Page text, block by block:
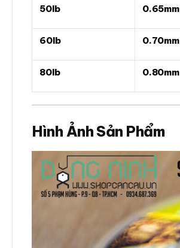
50lb 0.65mm
60lb 0.70mm
80lb 0.80mm
Hình Ảnh Sản Phẩm